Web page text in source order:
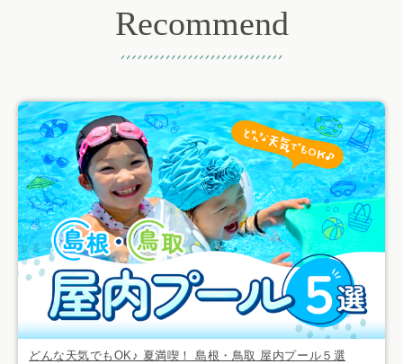
Recommend
どんな天気でもOK♪ 夏満喫！ 島根・鳥取 屋内プール５選